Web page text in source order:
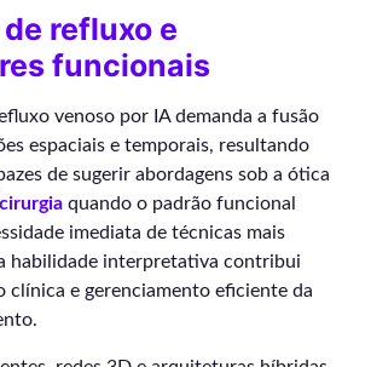
refluxo e
funcionais
venoso por IA demanda a fusão
espaciais e temporais, resultando
de sugerir abordagens sob a ótica
quando o padrão funcional
imediata de técnicas mais
habilidade interpretativa contribui
clínica e gerenciamento eficiente da